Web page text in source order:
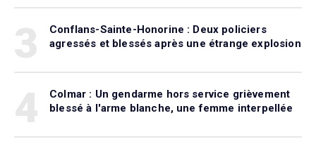
Conflans-Sainte-Honorine : Deux policiers
agressés et blessés après une étrange explosion
Colmar : Un gendarme hors service grièvement
blessé à l'arme blanche, une femme interpellée